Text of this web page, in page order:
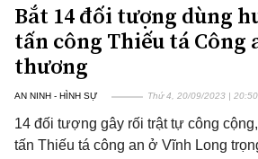
Bắt 14 đối tượng dùng
tấn công Thiếu tá Công
thương
AN NINH - HÌNH SỰ Thứ 4, 20/09/2023 | 20:50
14 đối tượng gây rối trật tự công
tấn Thiếu tá công an ở Vĩnh Long